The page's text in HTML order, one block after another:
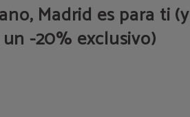
Madrid es para ti (y
-20% exclusivo)